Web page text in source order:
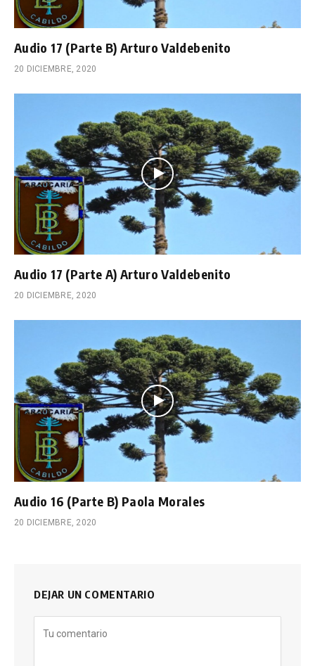
Audio 17 (Parte B) Arturo Valdebenito
20 DICIEMBRE, 2020
Audio 17 (Parte A) Arturo Valdebenito
20 DICIEMBRE, 2020
Audio 16 (Parte B) Paola Morales
20 DICIEMBRE, 2020
DEJAR UN COMENTARIO